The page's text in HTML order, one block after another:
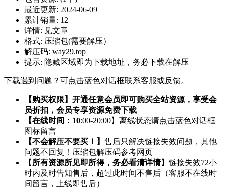
最近更新: 2024-06-09
累计销量: 12
详情: 见文章
格式: 压缩包(需要解压）
解压码: way29.top
提示: 隐藏区域即为下载地址，务必下载在解压
下载遇到问题？可点击蓝色对话框联系客服或反馈。
【购买权限】开通任意会员即可购买全站资源，享受会
员折扣，会员专享资源免费下载
【在线时间：10:00-20:00】离线状态请点击蓝色对话框
图标留言
【不会解压不要买！】 售后只解决链接失效问题，其他
问题不回复！压缩包解压码参考网页
【 所有资源所见即所得，务必看清详情】链接失效72小
时内及时告知售后，超过此时间不售后（客服不在线时
间留言，上线即售后）